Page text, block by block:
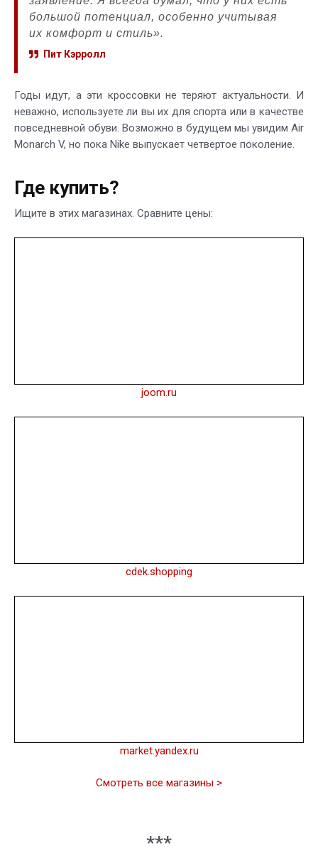
большой потенциал, особенно учитывая
их комфорт и стиль».
Пит Кэрролл
Годы идут, а эти кроссовки не теряют актуальности. И
неважно, используете ли вы их для спорта или в качестве
повседневной обуви. Возможно в будущем мы увидим Air
Monarch V, но пока Nike выпускает четвертое поколение.
Где купить?
Ищите в этих магазинах. Сравните цены:
joom.ru
cdek.shopping
market.yandex.ru
Смотреть все магазины >
***